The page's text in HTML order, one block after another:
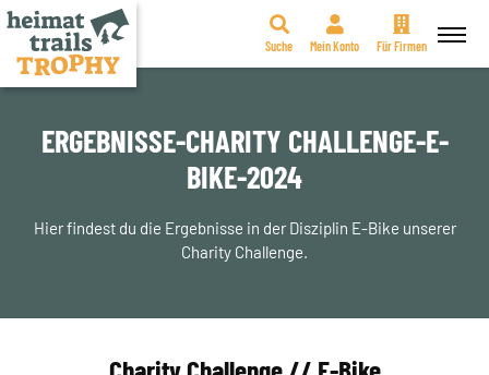
Zum
springen
Suche Mein Konto Für Firmen
ERGEBNISSE-CHARITY CHALLENGE-E-
BIKE-2024
Hier findest du die Ergebnisse in der Disziplin E-Bike unserer
Charity Challenge.